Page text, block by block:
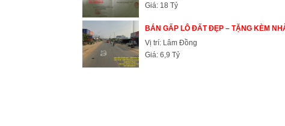
Giá: 18 Tỷ
BÁN GẤP LÔ ĐẤT ĐẸP – TẶNG KÈM
Vị trí: Lâm Đồng
Giá: 6,9 Tỷ